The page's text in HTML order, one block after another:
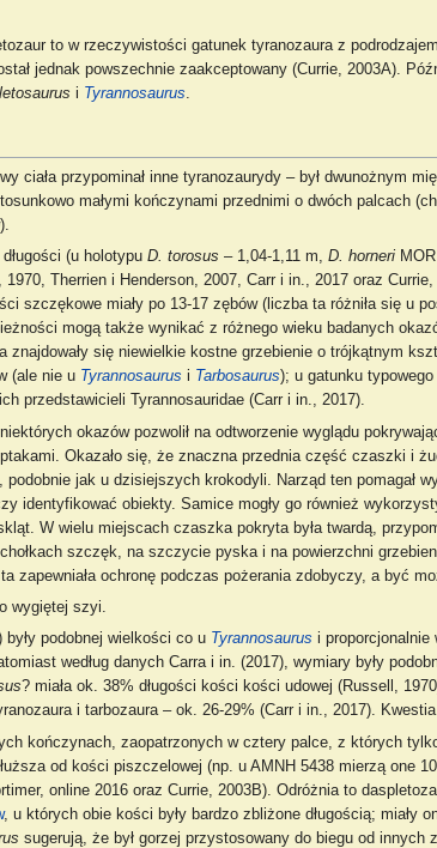
to w rzeczywistości gatunek tyranozaura z podrodzajem
jednak powszechnie zaakceptowany (Currie, 2003A).
i Tyrannosaurus.
ciała przypominał inne tyranozaurydy – był dwunożnym
małymi kończynami przednimi o dwóch palcach
(u holotypu D. torosus – 1,04-1,11 m, D. horneriMOR
Therrien i Henderson, 2007, Carr i in., 2017 oraz
szczękowe miały po 13-17 zębów (liczba ta różniła się u
mogą także wynikać z różnego wieku badanych
znajdowały się niewielkie kostne grzebienie o trójkątnym
(ale nie u Tyrannosaurus i Tarbosaurus); u gatunku
przedstawicieli Tyrannosauridae (Carr i in., 2017).
okazów pozwolił na odtworzenie wyglądu
Okazało się, że znaczna przednia część czaszki i
podobnie jak u dzisiejszych krokodyli. Narząd ten pomagał
identyfikować obiekty. Samice mogły go również
W wielu miejscach czaszka pokryta była twardą,
szczęk, na szczycie pyska i na powierzchni
zapewniała ochronę podczas pożerania zdobyczy, a być
wygiętej szyi.
były podobnej wielkości co u Tyrannosaurus i
według danych Carra i in. (2017), wymiary były
? miała ok. 38% długości kości kości udowej (Russell,
i tarbozaura – ok. 26-29% (Carr i in., 2017).
kończynach, zaopatrzonych w cztery palce, z których
od kości piszczelowej (np. u AMNH 5438 mierzą one
online 2016 oraz Currie, 2003B). Odróżnia to
, u których obie kości były bardzo zbliżone długością; miały
sugerują, że był gorzej przystosowany do biegu od innych